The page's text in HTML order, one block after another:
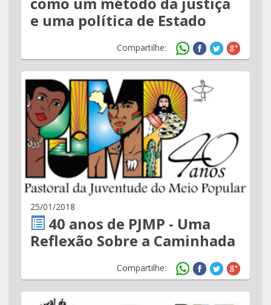
e uma política de Estado
Compartilhe:
25/01/2018
40 anos de PJMP - Uma
Reflexão Sobre a Caminhada
Compartilhe: